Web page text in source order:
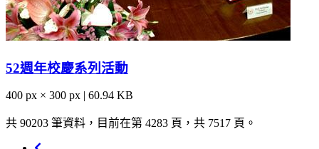
52週年校慶系列活動
400 px × 300 px | 60.94 KB
共 90203 筆資料，目前在第 4283 頁，共 7517 頁。